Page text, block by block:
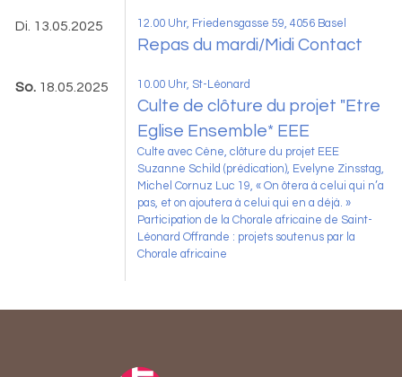
Di. 13.05.2025 12.00 Uhr, Friedensgasse 59, 4056 Basel
Repas du mardi/Midi Contact
So. 18.05.2025 10.00 Uhr, St-Léonard
Culte de clôture du projet "Etre
Eglise Ensemble* EEE
Culte avec Cène, clôture du projet EEE
Suzanne Schild (prédication), Evelyne Zinsstag,
Michel Cornuz Luc 19, « On ôtera à celui qui n’a
pas, et on ajoutera à celui qui en a déjà. »
Participation de la Chorale africaine de Saint-
Léonard Offrande : projets soutenus par la
Chorale africaine